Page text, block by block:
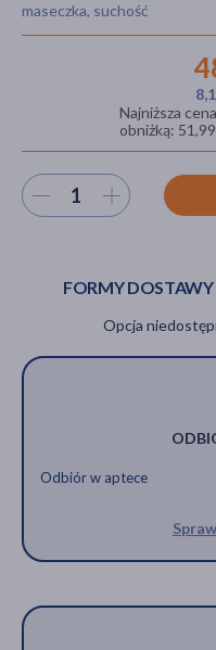
maseczka, suchość
Najniższa
obniżką: 51,99
Wybierz ilość
FORMY
Opcja
Odbiór w aptece